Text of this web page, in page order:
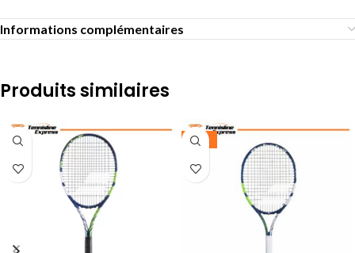
Informations complémentaires
Produits similaires
-25%